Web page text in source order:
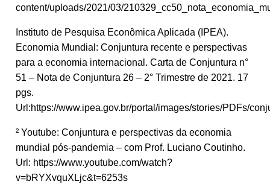
content/uploads/2021/03/
Instituto de Pesquisa Econômica Aplicada (IPEA).
Economia Mundial: Conjuntura recente e perspectivas
para a economia internacional. Carta de Conjuntura n°
51 – Nota de Conjuntura 26 – 2° Trimestre de 2021. 17
pgs.
Url:https://www.ipea.gov.br/portal/images/stories/PDFs/
² Youtube: Conjuntura e perspectivas da economia
mundial pós-pandemia – com Prof. Luciano Coutinho.
Url: https://www.youtube.com/watch?
v=bRYXvquXLjc&t=6253s